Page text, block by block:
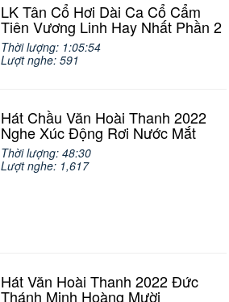
LK Tân Cổ Hơi Dài Ca Cổ Cẩm
Tiên Vương Linh Hay Nhất Phần 2
Thời lượng: 1:05:54
Lượt nghe: 591
Hát Chầu Văn Hoài Thanh 2022
Nghe Xúc Động Rơi Nước Mắt
Thời lượng: 48:30
Lượt nghe: 1,617
Hát Văn Hoài Thanh 2022 Đức
Thánh Minh Hoàng Mười